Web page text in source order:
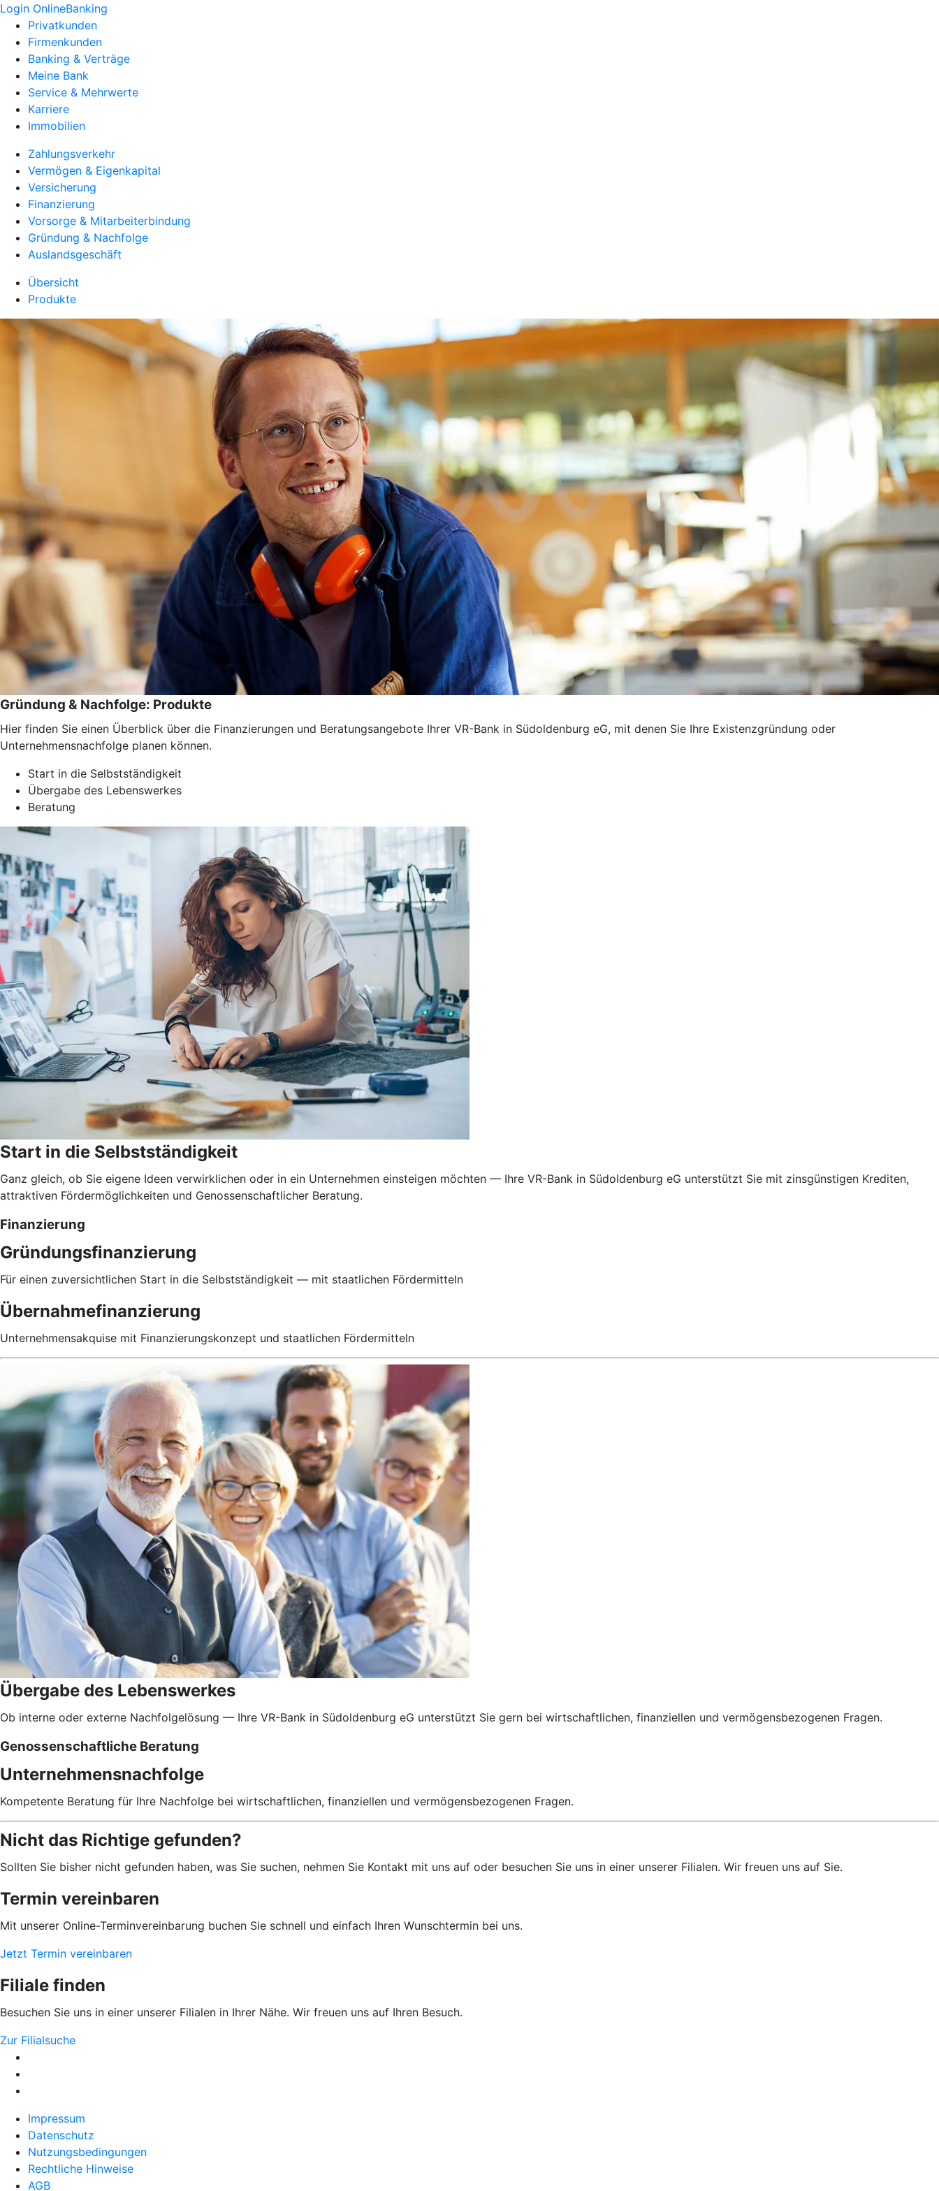
Login OnlineBanking
Privatkunden
Firmenkunden
Banking & Verträge
Meine Bank
Service & Mehrwerte
Karriere
Immobilien
Zahlungsverkehr
Vermögen & Eigenkapital
Versicherung
Finanzierung
Vorsorge & Mitarbeiterbindung
Gründung & Nachfolge
Auslandsgeschäft
Übersicht
Produkte
Gründung & Nachfolge: Produkte
Hier finden Sie einen Überblick über die Finanzierungen und Beratungsangebote Ihrer VR-Bank in Südoldenburg eG, mit denen Sie Ihre Existenzgründung oder
Unternehmensnachfolge planen können.
Start in die Selbstständigkeit
Übergabe des Lebenswerkes
Beratung
Start in die Selbstständigkeit
Ganz gleich, ob Sie eigene Ideen verwirklichen oder in ein Unternehmen einsteigen möchten — Ihre VR-Bank in Südoldenburg eG unterstützt Sie mit zinsgünstigen Krediten,
attraktiven Fördermöglichkeiten und Genossenschaftlicher Beratung.
Finanzierung
Gründungsfinanzierung
Für einen zuversichtlichen Start in die Selbstständigkeit — mit staatlichen Fördermitteln
Übernahmefinanzierung
Unternehmensakquise mit Finanzierungskonzept und staatlichen Fördermitteln
Übergabe des Lebenswerkes
Ob interne oder externe Nachfolgelösung — Ihre VR-Bank in Südoldenburg eG unterstützt Sie gern bei wirtschaftlichen, finanziellen und vermögensbezogenen Fragen.
Genossenschaftliche Beratung
Unternehmensnachfolge
Kompetente Beratung für Ihre Nachfolge bei wirtschaftlichen, finanziellen und vermögensbezogenen Fragen.
Nicht das Richtige gefunden?
Sollten Sie bisher nicht gefunden haben, was Sie suchen, nehmen Sie Kontakt mit uns auf oder besuchen Sie uns in einer unserer Filialen. Wir freuen uns auf Sie.
Termin vereinbaren
Mit unserer Online-Terminvereinbarung buchen Sie schnell und einfach Ihren Wunschtermin bei uns.
Jetzt Termin vereinbaren
Filiale finden
Besuchen Sie uns in einer unserer Filialen in Ihrer Nähe. Wir freuen uns auf Ihren Besuch.
Zur Filialsuche
Impressum
Datenschutz
Nutzungsbedingungen
Rechtliche Hinweise
AGB